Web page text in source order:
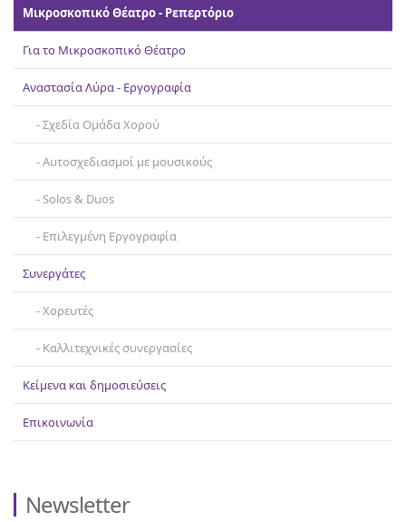
Μικροσκοπικό Θέατρο - Ρεπερτόριο
Για το Μικροσκοπικό Θέατρο
Αναστασία Λύρα - Εργογραφία
Σχεδία Ομάδα Χορού
Αυτοσχεδιασμοί με μουσικούς
Solos & Duos
Επιλεγμένη Εργογραφία
Συνεργάτες
Χορευτές
Καλλιτεχνικές συνεργασίες
Κείμενα και δημοσιεύσεις
Επικοινωνία
Newsletter